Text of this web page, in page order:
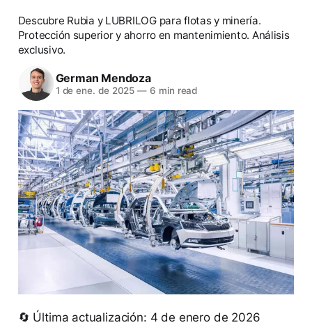
Descubre Rubia y LUBRILOG para flotas y minería.
Protección superior y ahorro en mantenimiento. Análisis
exclusivo.
German Mendoza
1 de ene. de 2025 — 6 min read
🔄 Última actualización: 4 de enero de 2026